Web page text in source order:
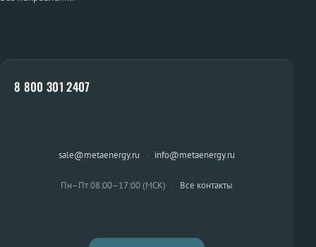
8 800 301 2407
sale@metaenergy.ru · info@metaenergy.ru
Пн–Пт 08:00–17:00 (МСК) · Все контакты